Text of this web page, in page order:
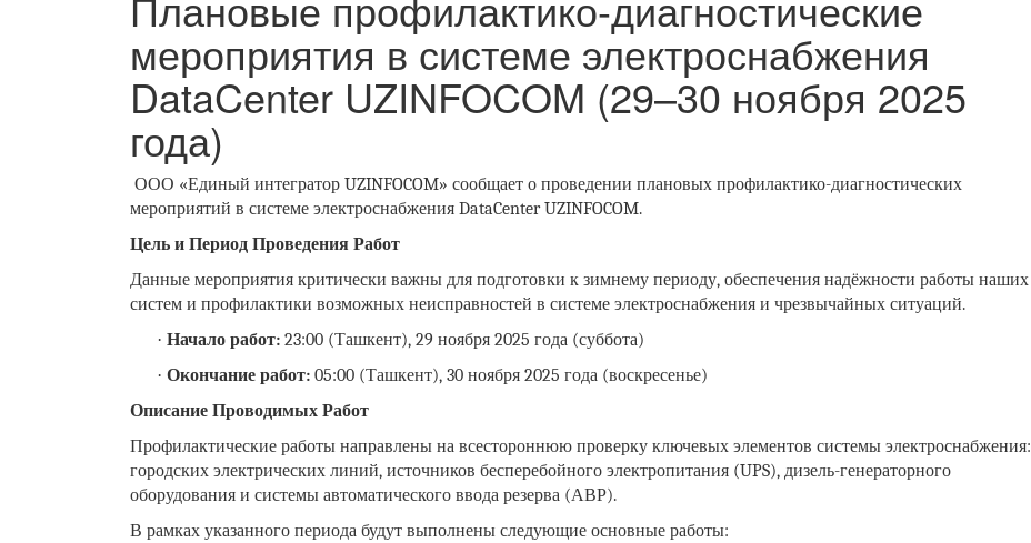
мероприятия в системе электроснабжения
DataCenter UZINFOCOM (29–30 ноября 2025
года)
ООО «Единый интегратор UZINFOCOM» сообщает о проведении плановых профилактико-диагностических
мероприятий в системе электроснабжения DataCenter UZINFOCOM.
Цель и Период Проведения Работ
Данные мероприятия критически важны для подготовки к зимнему периоду, обеспечения надёжности работы наших
систем и профилактики возможных неисправностей в системе электроснабжения и чрезвычайных ситуаций.
· Начало работ: 23:00 (Ташкент), 29 ноября 2025 года (суббота)
· Окончание работ: 05:00 (Ташкент), 30 ноября 2025 года (воскресенье)
Описание Проводимых Работ
Профилактические работы направлены на всестороннюю проверку ключевых элементов системы электроснабжения:
городских электрических линий, источников бесперебойного электропитания (UPS), дизель-генераторного
оборудования и системы автоматического ввода резерва (АВР).
В рамках указанного периода будут выполнены следующие основные работы: